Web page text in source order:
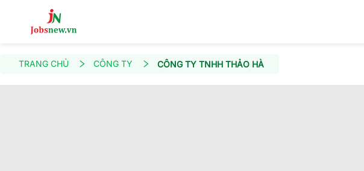
TRANG CHỦ CÔNG TY CÔNG TY TNHH THẢO HÀ